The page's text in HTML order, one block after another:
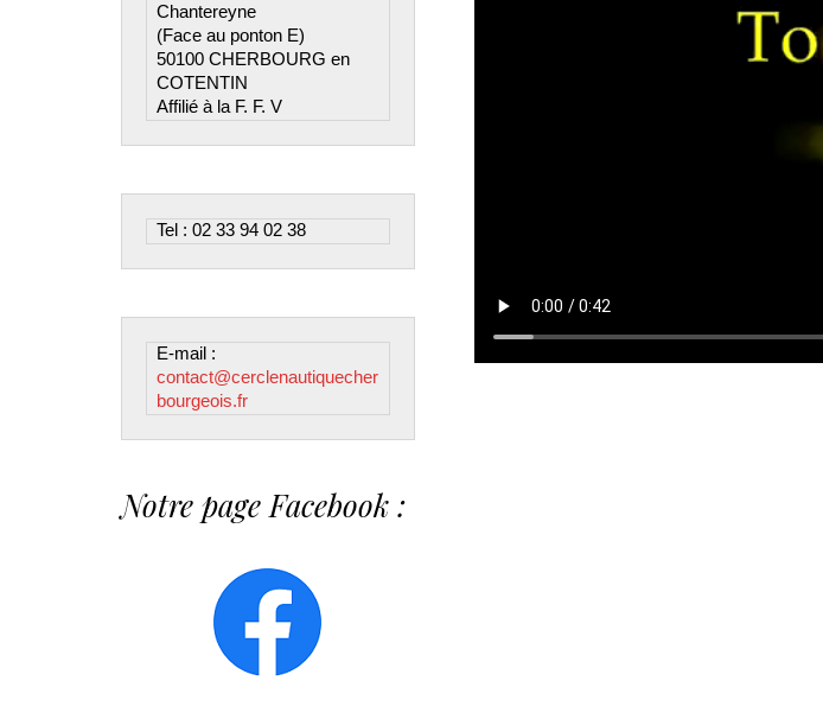
Chantereyne
(Face au ponton E)
50100 CHERBOURG en
COTENTIN
Affilié à la F. F. V
Tel : 02 33 94 02 38
contact@cerclenautiquecher
bourgeois.fr
Notre page Facebook :